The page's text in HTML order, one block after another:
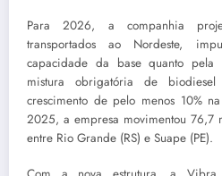
Para 2026, a companhia
transportados ao Nordeste,
capacidade da base quanto pela
mistura obrigatória de
crescimento de pelo menos 10%
2025, a empresa movimentou 76,7
entre Rio Grande (RS) e Suape (PE).